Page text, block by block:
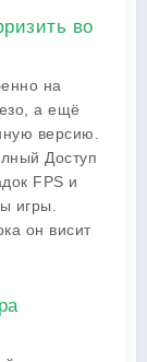
во
на
а ещё
версию.
Доступ
FPS и
игры.
он висит